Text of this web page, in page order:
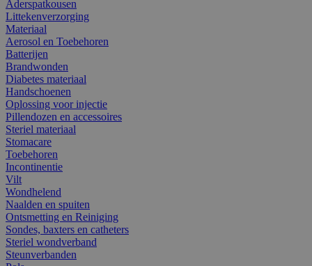
Aderspatkousen
Littekenverzorging
Materiaal
Aerosol en Toebehoren
Batterijen
Brandwonden
Diabetes materiaal
Handschoenen
Oplossing voor injectie
Pillendozen en accessoires
Steriel materiaal
Stomacare
Toebehoren
Incontinentie
Vilt
Wondhelend
Naalden en spuiten
Ontsmetting en Reiniging
Sondes, baxters en catheters
Steriel wondverband
Steunverbanden